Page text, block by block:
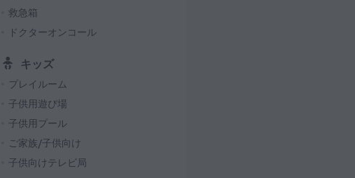
救急箱
ドクターオンコール
キッズ
プレイルーム
子供用遊び場
子供用プール
ご家族/子供向け
子供向けテレビ局